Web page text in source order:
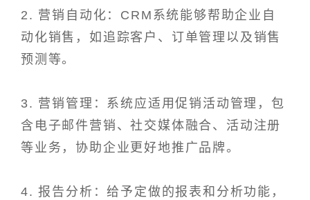
2. 营销自动化：CRM系统能够帮助企业自
动化销售，如追踪客户、订单管理以及销售
预测等。
3. 营销管理：系统应适用促销活动管理，包
含电子邮件营销、社交媒体融合、活动注册
等业务，协助企业更好地推广品牌。
4. 报告分析：给予定做的报表和分析功能，